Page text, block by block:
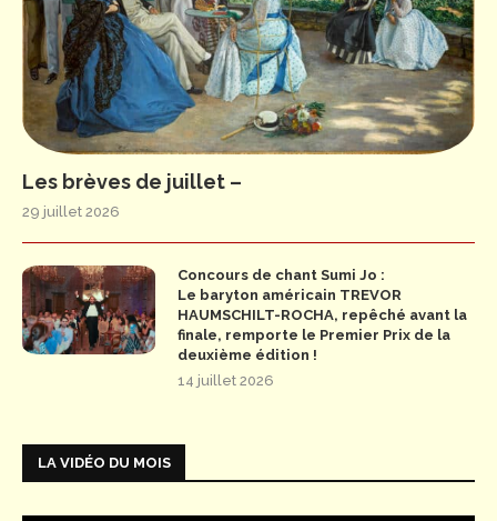
Les brèves de juillet –
29 juillet 2026
Concours de chant Sumi Jo :
Le baryton américain TREVOR
HAUMSCHILT-ROCHA, repêché avant la
finale, remporte le Premier Prix de la
deuxième édition !
14 juillet 2026
LA VIDÉO DU MOIS